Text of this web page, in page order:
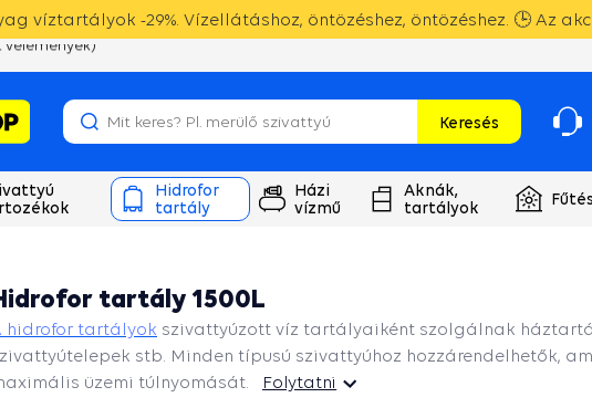
víztartályok -29%. Vízellátáshoz, öntözéshez, öntözéshez. 🕒 Az
Keresés
Hidrofor
tartály
Házi
vízmű
Aknák,
tartályok
Fűtés
tartály 1500L
hidrofor tartályok szivattyúzott víz tartályaiként szolgálnak
stb. Minden típusú szivattyúhoz hozzárendelhetők,
üzemi túlnyomását.
Folytatni